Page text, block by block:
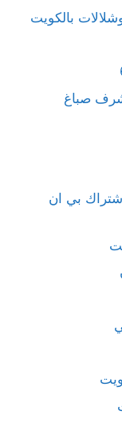
بالكويت
صباغ
بي ان